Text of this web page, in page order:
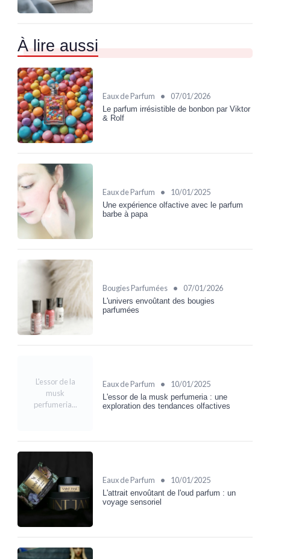
À lire aussi
Eaux de Parfum • 07/01/2026
Le parfum irrésistible de bonbon par Viktor
& Rolf
Eaux de Parfum • 10/01/2025
Une expérience olfactive avec le parfum
barbe à papa
Bougies Parfumées • 07/01/2026
L'univers envoûtant des bougies
parfumées
L'essor de la
musk
perfumeria...
Eaux de Parfum • 10/01/2025
L'essor de la musk perfumeria : une
exploration des tendances olfactives
Eaux de Parfum • 10/01/2025
L'attrait envoûtant de l'oud parfum : un
voyage sensoriel